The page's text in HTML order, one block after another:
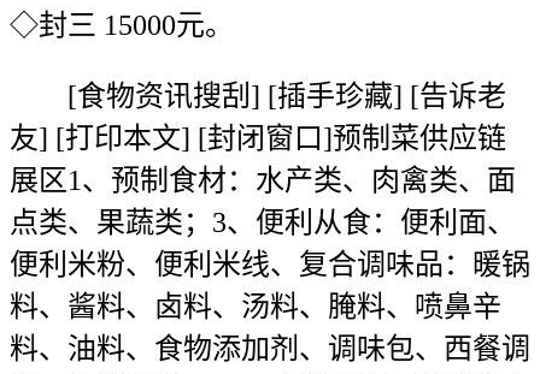
◇封三 15000元。
[食物资讯搜刮] [插手珍藏] [告诉老
友] [打印本文] [封闭窗口]预制菜供应链
展区1、预制食材：水产类、肉禽类、面
点类、果蔬类；3、便利从食：便利面、
便利米粉、便利米线、复合调味品：暖锅
料、酱料、卤料、汤料、腌料、喷鼻辛
料、油料、食物添加剂、调味包、西餐调